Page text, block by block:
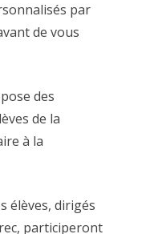
par
de vous
des
de la
à la
élèves, dirigés
participeront